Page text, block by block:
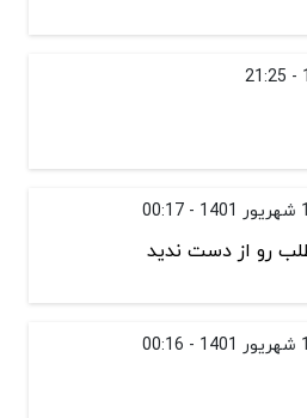
رو از دست ندید